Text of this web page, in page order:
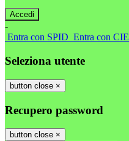
-
Entra con SPID Entra con CIE
Seleziona utente
button close ×
Recupero password
button close ×